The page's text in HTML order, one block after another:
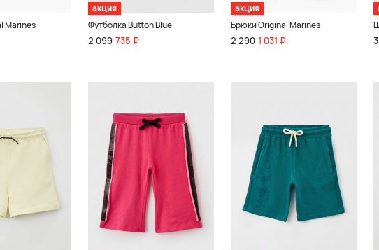
Marines
акция
Футболка Button Blue
2 099 735 ₽
акция
Брюки Original Marines
2 290 1 031 ₽